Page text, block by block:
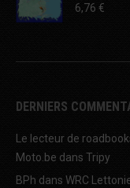
6,76 €
DERNIERS
Le lecteur de
Moto.be dans Tripy
BPh dans WRC